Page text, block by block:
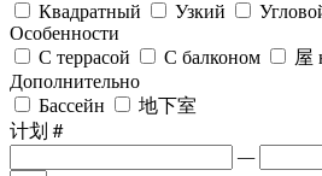
Квадратный
Узкий
Особенности
С террасой
С балконом 屋
Дополнительно
Бассейн
地下室
计划＃
—